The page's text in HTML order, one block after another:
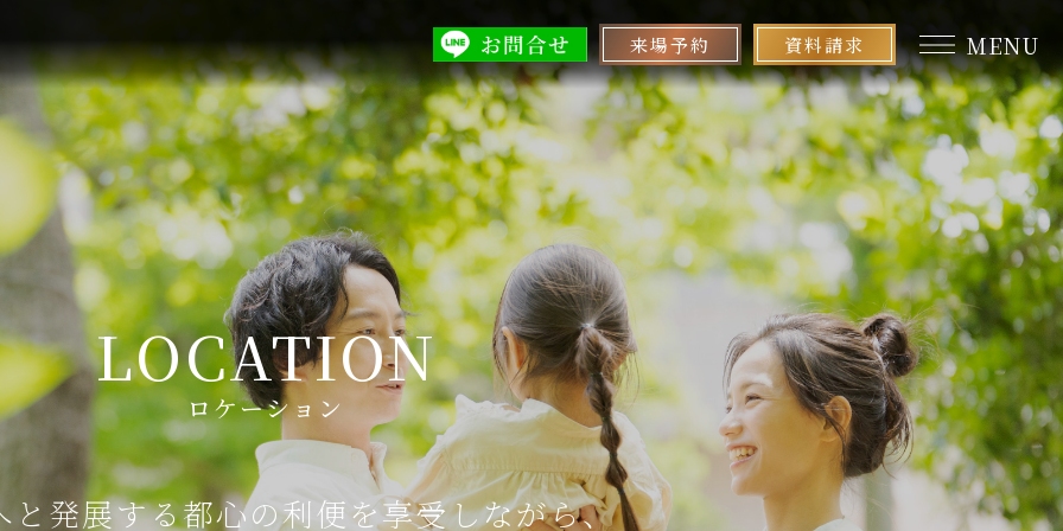
来場予約 資料請求 MENU
LOCATION
ロケーション
と発展する都心の利便を享受しながら、